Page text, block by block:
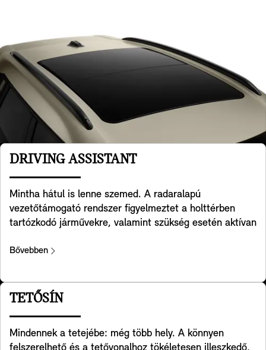
DRIVING ASSISTANT
Mintha hátul is lenne szemed. A radaralapú
vezetőtámogató rendszer figyelmeztet a holttérben
tartózkodó járművekre, valamint szükség esetén aktívan
Emellett segít észlelni a mögötted lévő keresztirányú
baleseteket is segít megelőzni, például a MINI-d
vészvillogójának felvillantásával figyelmeztetve a követő
forgalommal való ütközés veszélyét érzékeli. Fontos,
Bővebben
TETŐSÍN
Mindennek a tetejébe: még több hely. A könnyen